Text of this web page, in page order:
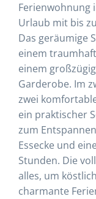
Ferienwohnung
Urlaub mit bis
Das geräumige
einem
einem
Garderobe. Im
zwei
ein praktischer
zum
Essecke und
Stunden. Die
alles, um
charmante